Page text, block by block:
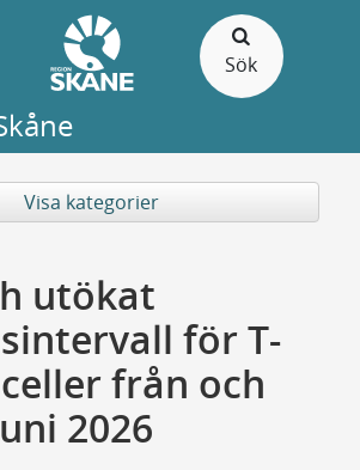
Sök
Visa kategorier
utökat
för T-
från och
2026